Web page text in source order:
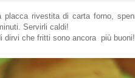
placca rivestita di carta forno,
Servirli caldi!
dirvi che fritti sono ancora più buoni!